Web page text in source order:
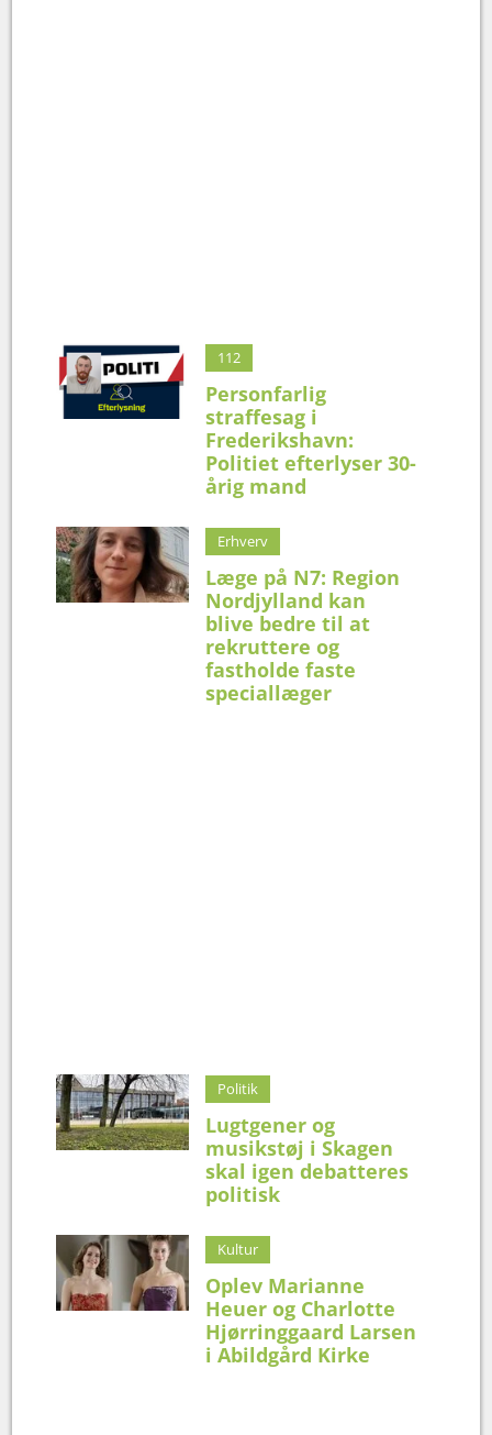
112
Personfarlig
straffesag i
Frederikshavn:
Politiet efterlyser 30-
årig mand
Erhverv
Læge på N7: Region
Nordjylland kan
blive bedre til at
rekruttere og
fastholde faste
speciallæger
Politik
Lugtgener og
musikstøj i Skagen
skal igen debatteres
politisk
Kultur
Oplev Marianne
Heuer og Charlotte
Hjørringgaard Larsen
i Abildgård Kirke